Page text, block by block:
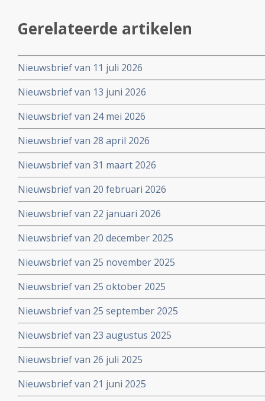
Gerelateerde artikelen
Nieuwsbrief van 11 juli 2026
Nieuwsbrief van 13 juni 2026
Nieuwsbrief van 24 mei 2026
Nieuwsbrief van 28 april 2026
Nieuwsbrief van 31 maart 2026
Nieuwsbrief van 20 februari 2026
Nieuwsbrief van 22 januari 2026
Nieuwsbrief van 20 december 2025
Nieuwsbrief van 25 november 2025
Nieuwsbrief van 25 oktober 2025
Nieuwsbrief van 25 september 2025
Nieuwsbrief van 23 augustus 2025
Nieuwsbrief van 26 juli 2025
Nieuwsbrief van 21 juni 2025